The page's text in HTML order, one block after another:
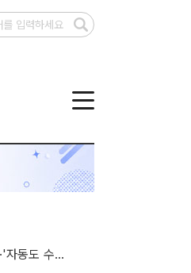
로또 1236회 당첨번호 조회···'자동도 수동도 5명씩 같네'